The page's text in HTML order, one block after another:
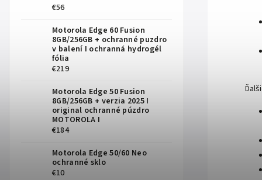
€56
Motorola Edge 60 Fusion
8GB/256GB + ochranné puzdro
v balení I ochranná hydrogél
fólia
€219
Motorola Edge 50 Fusion
8GB/256GB + verzia 2025 I
original ochranné púzdro
MOTOROLA I
€184
Motorola Edge 50/60 Neo
ochranné sklo
€10